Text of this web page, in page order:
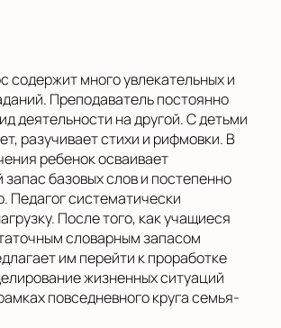
содержит много увлекательных и
Преподаватель постоянно
деятельности на другой. С детьми
разучивает стихи и рифмовки. В
ребенок осваивает
базовых слов и постепенно
Педагог систематически
После того, как учащиеся
словарным запасом
им перейти к проработке
жизненных ситуаций
повседневного круга семья-